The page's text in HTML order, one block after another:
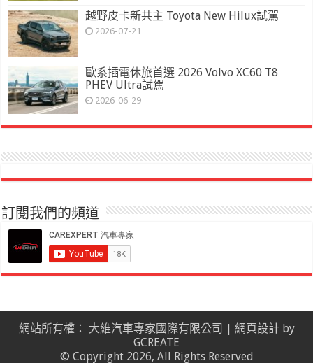
越野皮卡新共主 Toyota New Hilux試駕
2026-07-21
歐系插電休旅首選 2026 Volvo XC60 T8
PHEV Ultra試駕
2026-06-29
訂閱我們的頻道
網站所有權： 大維汽車專家國際有限公司 | 網頁設計by
GCREATE
© Copyright 2026, All Rights Reserved